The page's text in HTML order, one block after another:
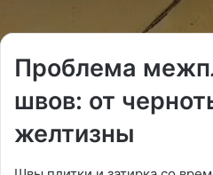
Проблема
швов: от
желтизны